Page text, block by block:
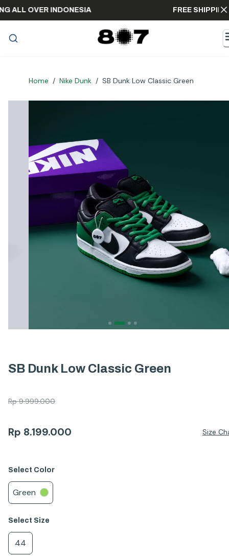
ALL OVER INDONESIA FREE
Home / Nike Dunk / SB Dunk Low Classic Green
SB Dunk Low Classic Green
Rp9.999.000
Rp 8.199.000 Size
Select Color
Green
Select Size
44